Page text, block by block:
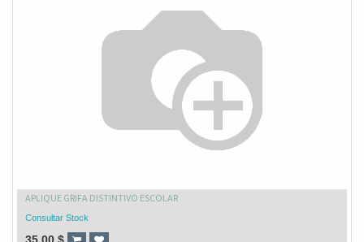
APLIQUE GRIFA DISTINTIVO ESCOLAR
Consultar Stock